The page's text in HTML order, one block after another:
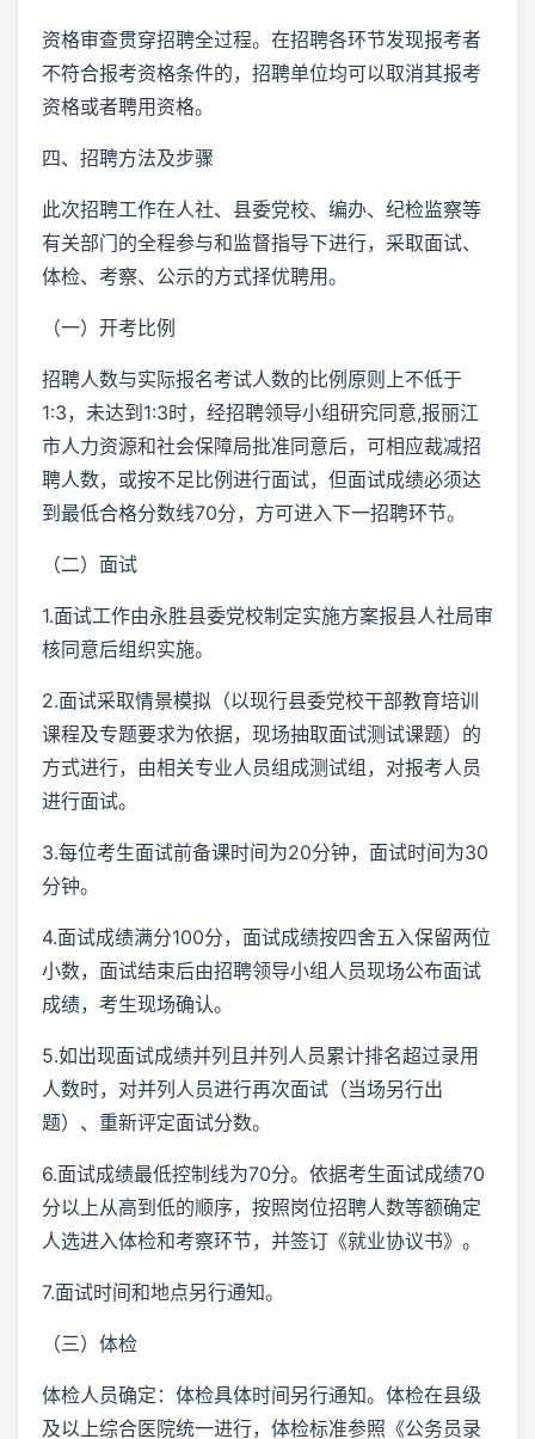
资格审查贯穿招聘全过程。在招聘各环节发现报考者
不符合报考资格条件的，招聘单位均可以取消其报考
资格或者聘用资格。
四、招聘方法及步骤
此次招聘工作在人社、县委党校、编办、纪检监察等
有关部门的全程参与和监督指导下进行，采取面试、
体检、考察、公示的方式择优聘用。
（一）开考比例
招聘人数与实际报名考试人数的比例原则上不低于
1:3，未达到1:3时，经招聘领导小组研究同意,报丽江
市人力资源和社会保障局批准同意后，可相应裁减招
聘人数，或按不足比例进行面试，但面试成绩必须达
到最低合格分数线70分，方可进入下一招聘环节。
（二）面试
1.面试工作由永胜县委党校制定实施方案报县人社局审
核同意后组织实施。
2.面试采取情景模拟（以现行县委党校干部教育培训
课程及专题要求为依据，现场抽取面试测试课题）的
方式进行，由相关专业人员组成测试组，对报考人员
进行面试。
3.每位考生面试前备课时间为20分钟，面试时间为30
分钟。
4.面试成绩满分100分，面试成绩按四舍五入保留两位
小数，面试结束后由招聘领导小组人员现场公布面试
成绩，考生现场确认。
5.如出现面试成绩并列且并列人员累计排名超过录用
人数时，对并列人员进行再次面试（当场另行出
题）、重新评定面试分数。
6.面试成绩最低控制线为70分。依据考生面试成绩70
分以上从高到低的顺序，按照岗位招聘人数等额确定
人选进入体检和考察环节，并签订《就业协议书》。
7.面试时间和地点另行通知。
（三）体检
体检人员确定：体检具体时间另行通知。体检在县级
及以上综合医院统一进行，体检标准参照《公务员录